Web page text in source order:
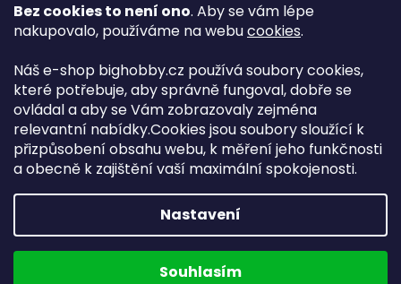
Bez cookies to není ono. Aby se vám lépe
nakupovalo, používáme na webucookies.
Náš e-shop bighobby.cz používá soubory cookies,
které potřebuje, aby správně fungoval, dobře se
ovládal a aby se Vám zobrazovaly zejména
relevantní nabídky.Cookies jsou soubory sloužící k
přizpůsobení obsahu webu, k měření jeho funkčnosti
a obecně k zajištění vaší maximální spokojenosti.
Nastavení
Souhlasím
Jak vybrat správné servo?
Najít správné servo
Na UX & Web Design je tu Lukáš Dubina
Copyright (c) 2016 -2026 Big hobby.cz - všechna práva